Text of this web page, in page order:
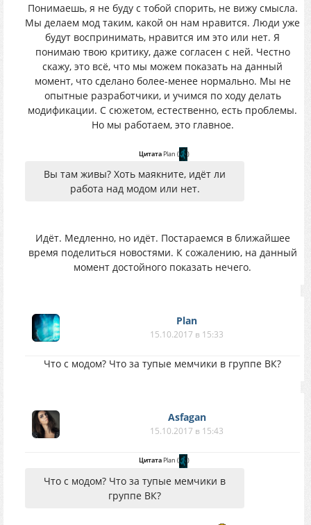
интерфейс (хотя, куда ещё хуже)? Или же
вы готовите классный трейлер, снятый в
оригинальной игре, на которую (это очень
важно!) сверху накинуты графончик
(которым никого сегодня не удивишь) и
оружейным паком (и этим тоже никого не
удивишь)? Ну же, не томите!
Понимаешь, я не буду с тобой спорить, не вижу смысла.
Мы делаем мод таким, какой он нам нравится. Люди уже
будут воспринимать, нравится им это или нет. Я
понимаю твою критику, даже согласен с ней. Честно
скажу, это всё, что мы можем показать на данный
момент, что сделано более-менее нормально. Мы не
опытные разработчики, и учимся по ходу делать
модификации. С сюжетом, естественно, есть проблемы.
Но мы работаем, это главное.
ЦитатаPlan ( )
Вы там живы? Хоть маякните, идёт ли
работа над модом или нет.
Идёт. Медленно, но идёт. Постараемся в ближайшее
время поделиться новостями. К сожалению, на данный
момент достойного показать нечего.
Plan
15.10.2017 в 15:33
Что с модом? Что за тупые мемчики в группе ВК?
Asfagan
15.10.2017 в 15:43
ЦитатаPlan ( )
Что с модом? Что за тупые мемчики в
группе ВК?